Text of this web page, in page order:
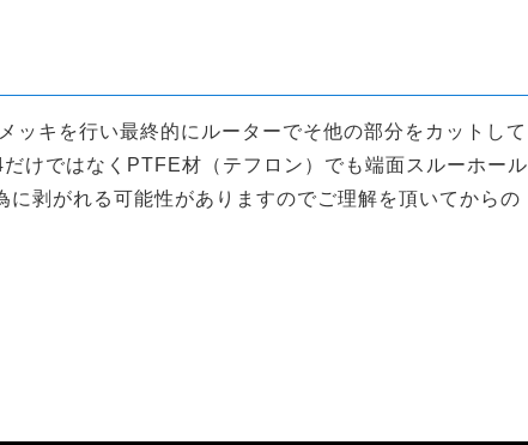
ッキを行い最終的にルーターでそ他の部分をカットして
けではなくPTFE材（テフロン）でも端面スルーホール
剥がれる可能性がありますのでご理解を頂いてからの